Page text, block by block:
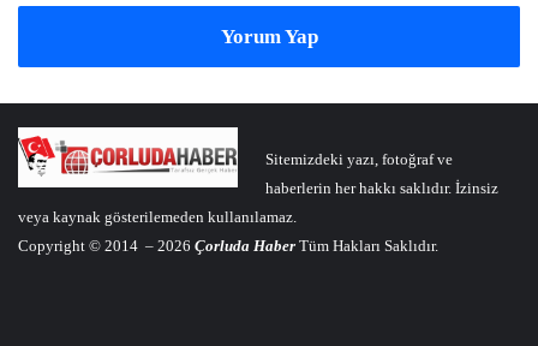
Yorum Yap
Sitemizdeki yazı, fotoğraf ve
haberlerin her hakkı saklıdır. İzinsiz
veya kaynak gösterilemeden kullanılamaz.
Copyright © 2014 – 2026 Çorluda Haber Tüm Hakları Saklıdır.